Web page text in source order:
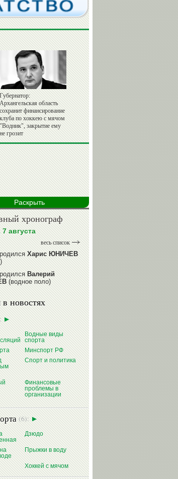
Губернатор:
Архангельская область
сохранит финансирование
клуба по хоккею с мячом
"Водник", закрытие ему
не грозит
Раскрыть
хронограф
августа
весь список
Харис ЮНИЧЕВ
Валерий
(водное поло)
Валерий
(гимнастика спортивная)
Валерий
Владимир
(легкая атлетика)
читать далее
в новостях
Водные виды
спорта
Минспорт РФ
Спорт и политика
Финансовые
проблемы в
организации
(6):
Дзюдо
Прыжки в воду
Хоккей с мячом